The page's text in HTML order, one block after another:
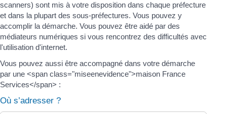
scanners) sont mis à votre disposition dans chaque préfecture
et dans la plupart des sous-préfectures. Vous pouvez y
accomplir la démarche. Vous pouvez être aidé par des
médiateurs numériques si vous rencontrez des difficultés avec
l'utilisation d'internet.
Vous pouvez aussi être accompagné dans votre démarche
par une <span class="miseenevidence">maison France
Services</span> :
Où s’adresser ?